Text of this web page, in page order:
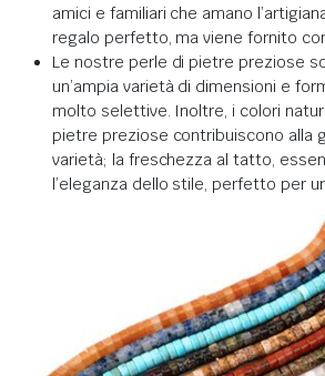
amici e familiari che amano
regalo perfetto, ma viene fornito
Le nostre perle di pietre preziose
un’ampia varietà di dimensioni e
molto selettive. Inoltre, i colori
pietre preziose contribuiscono alla
varietà; la freschezza al tatto,
l’eleganza dello stile, perfetto per